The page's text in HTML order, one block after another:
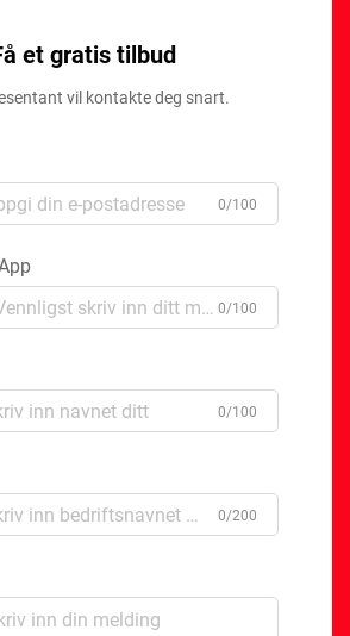
et gratis tilbud
vil kontakte deg snart.
0/100
0/100
0/100
0/200